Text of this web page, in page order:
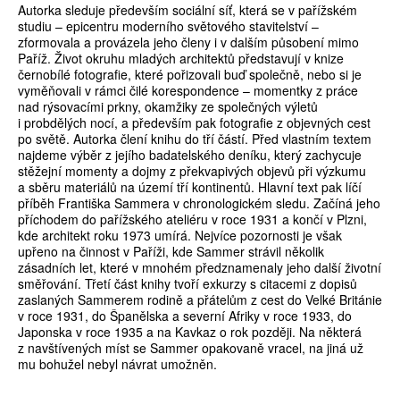
Autorka sleduje především sociální síť, která se v pařížském
studiu – epicentru moderního světového stavitelství –
zformovala a provázela jeho členy i v dalším působení mimo
Paříž. Život okruhu mladých architektů představují v knize
černobílé fotografie, které pořizovali buď společně, nebo si je
vyměňovali v rámci čilé korespondence – momentky z práce
nad rýsovacími prkny, okamžiky ze společných výletů
i probdělých nocí, a především pak fotografie z objevných cest
po světě. Autorka člení knihu do tří částí. Před vlastním textem
najdeme výběr z jejího badatelského deníku, který zachycuje
stěžejní momenty a dojmy z překvapivých objevů při výzkumu
a sběru materiálů na území tří kontinentů. Hlavní text pak líčí
příběh Františka Sammera v chronologickém sledu. Začíná jeho
příchodem do pařížského ateliéru v roce 1931 a končí v Plzni,
kde architekt roku 1973 umírá. Nejvíce pozornosti je však
upřeno na činnost v Paříži, kde Sammer strávil několik
zásadních let, které v mnohém předznamenaly jeho další životní
směřování. Třetí část knihy tvoří exkurzy s citacemi z dopisů
zaslaných Sammerem rodině a přátelům z cest do Velké Británie
v roce 1931, do Španělska a severní Afriky v roce 1933, do
Japonska v roce 1935 a na Kavkaz o rok později. Na některá
z navštívených míst se Sammer opakovaně vracel, na jiná už
mu bohužel nebyl návrat umožněn.